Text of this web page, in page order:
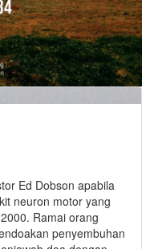
Ed Dobson apabila
neuron motor yang
Ramai orang
penyembuhan